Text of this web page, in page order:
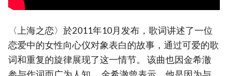
〈上海之恋〉於2011年10月发布，歌词讲述了一位
恋爱中的女性向心仪对象表白的故事，通过可爱的歌
词和重复的旋律展现了这一情节。 该曲也因金希澈